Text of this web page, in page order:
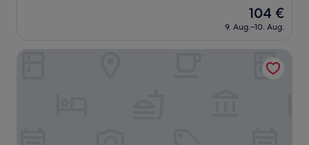
Bewertungen)
Der
Preis
beträgt
104 €
9. Aug.–10. Aug.